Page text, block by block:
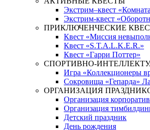
Экстрим–квест
Экстрим-квест
ПРИКЛЮЧЕНЧЕСКИЕ
Квест «Миссия
Квест «S.T.A.L.K.E.R.»
Квест «Гарри Поттер»
СПОРТИВНО-
Игра «Коллекционеры
Сокровища «Гепарда»
ОРГАНИЗАЦИЯ
Организация
Организация
Детский праздник
День рождения